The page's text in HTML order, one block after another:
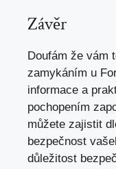
Závěr
Doufám že vám
zamykáním u
informace a
pochopením
můžete zajistit
bezpečnost
důležitost